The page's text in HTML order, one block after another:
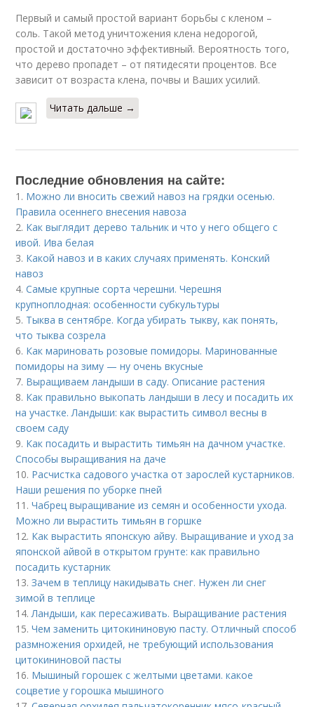
Первый и самый простой вариант борьбы с кленом –
соль. Такой метод уничтожения клена недорогой,
простой и достаточно эффективный. Вероятность того,
что дерево пропадет – от пятидесяти процентов. Все
зависит от возраста клена, почвы и Ваших усилий.
Читать дальше →
Последние обновления на сайте:
1. Можно ли вносить свежий навоз на грядки осенью.
Правила осеннего внесения навоза
2. Как выглядит дерево тальник и что у него общего с
ивой. Ива белая
3. Какой навоз и в каких случаях применять. Конский
навоз
4.Самые крупные сорта черешни. Черешня
крупноплодная: особенности субкультуры
5. Тыква в сентябре. Когда убирать тыкву, как понять,
что тыква созрела
6. Как мариновать розовые помидоры. Маринованные
помидоры на зиму — ну очень вкусные
7. Выращиваем ландыши в саду. Описание растения
8. Как правильно выкопать ландыши в лесу и посадить их
на участке. Ландыши: как вырастить символ весны в
своем саду
9. Как посадить и вырастить тимьян на дачном участке.
Способы выращивания на даче
10. Расчистка садового участка от зарослей кустарников.
Наши решения по уборке пней
11.Чабрец выращивание из семян и особенности ухода.
Можно ли вырастить тимьян в горшке
12. Как вырастить японскую айву. Выращивание и уход за
японской айвой в открытом грунте: как правильно
посадить кустарник
13.Зачем в теплицу накидывать снег. Нужен ли снег
зимой в теплице
14.Ландыши, как пересаживать. Выращивание растения
15.Чем заменить цитокининовую пасту. Отличный способ
размножения орхидей, не требующий использования
цитокининовой пасты
16. Мышиный горошек с желтыми цветами. какое
соцветие у горошка мышиного